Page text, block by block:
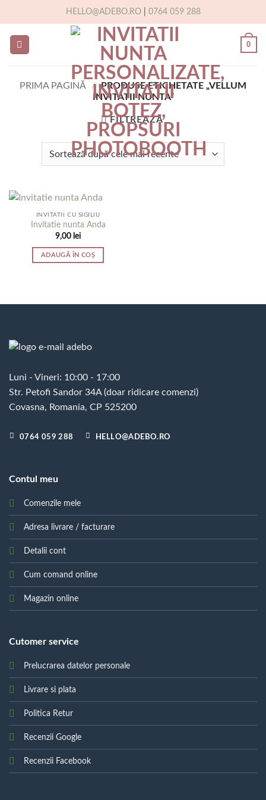
content
HELLO@ADEBO.RO| 0764 059 288
0
PRIMA PAGINĂ / PRODUSE ETICHETATE „VELLUM
INVITATII NUNTA”
FILTREAZĂ
INVITATII CU SIGILIU
Invitatie nunta Anda
9,00 lei
ADAUGĂ ÎN COȘ
Luni - Vineri: 10:00 - 17:00
Str. Petofi Sandor 34A (doar ridicare comenzi)
Covasna, Romania, CP 525200
0764 059 288 HELLO@ADEBO.RO
Contul meu
Comenzile mele
Adresa livrare / facturare
Detalii cont
Cum comand online
Magazin online
Cutomer service
Prelucrarea datelor personale
Livrare si plata
Politica Retur
Recenzii Google
Recenzii Facebook